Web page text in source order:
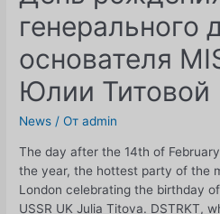
генерального
основателя
Юлии Титовой
News / От admin
The day after the 14th of
the year, the hottest party of the
London celebrating the birthday
USSR UK Julia Titova. DSTRKT,